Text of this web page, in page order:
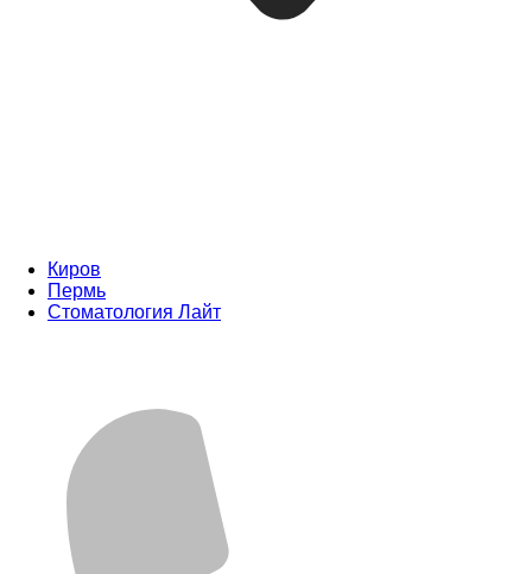
Киров
Пермь
Стоматология Лайт